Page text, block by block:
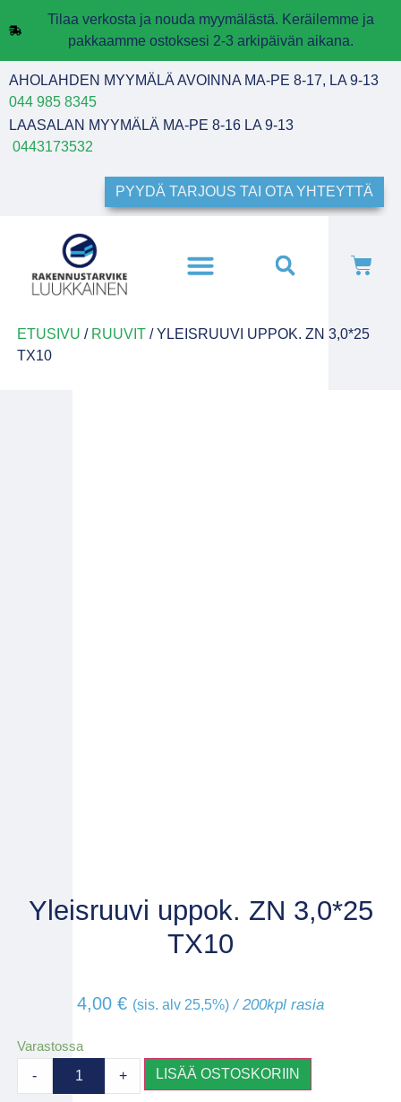
Tilaa verkosta ja nouda myymälästä. Keräilemme ja
pakkaamme ostoksesi 2-3 arkipäivän aikana.
AHOLAHDEN MYYMÄLÄ AVOINNA MA-PE 8-17, LA 9-13
044 985 8345
LAASALAN MYYMÄLÄ MA-PE 8-16 LA 9-13
0443173532
PYYDÄ TARJOUS TAI OTA YHTEYTTÄ
ETUSIVU / RUUVIT/ YLEISRUUVI UPPOK. ZN 3,0*25
TX10
Yleisruuvi uppok. ZN 3,0*25
TX10
4,00 € (sis. alv 25,5%) / 200kpl rasia
Varastossa
- + LISÄÄ OSTOSKORIIN